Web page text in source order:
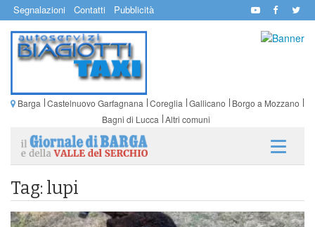
Segnalazioni Contatti Pubblicità
Barga Castelnuovo Garfagnana Coreglia Gallicano
Borgo a Mozzano
Bagni di Lucca Altri comuni
Tag: lupi